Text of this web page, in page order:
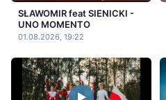
SŁAWOMIR feat SIENICKI -
UNO MOMENTO
01.08.2026, 19:22